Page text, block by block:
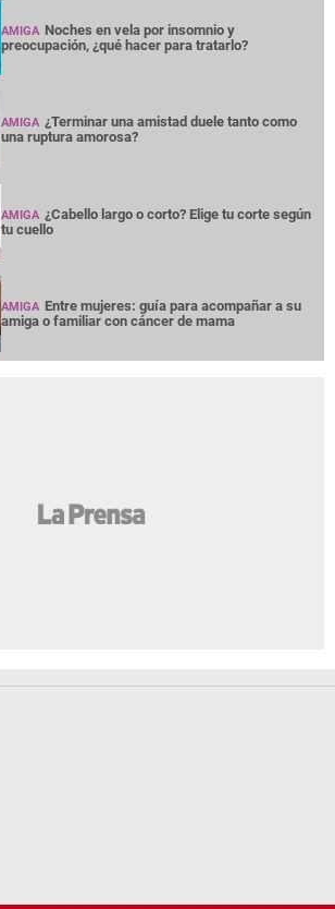
AMIGA Noches en vela por insomnio y
preocupación, ¿qué hacer para tratarlo?
AMIGA ¿Terminar una amistad duele tanto como
una ruptura amorosa?
AMIGA ¿Cabello largo o corto? Elige tu corte según
tu cuello
AMIGA Entre mujeres: guía para acompañar a su
amiga o familiar con cáncer de mama